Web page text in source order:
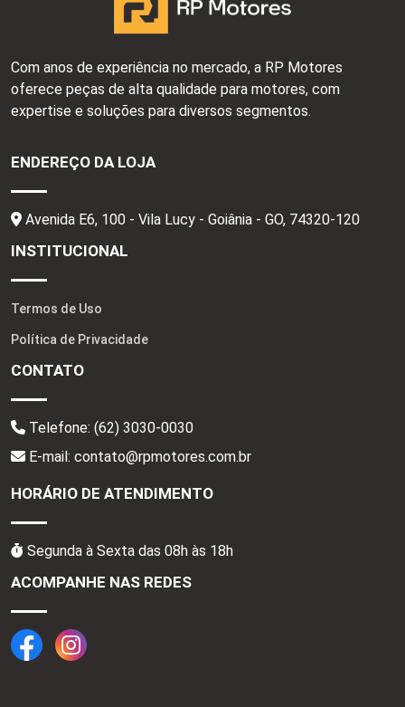
Com anos de experiência no mercado, a RP Motores
oferece peças de alta qualidade para motores, com
expertise e soluções para diversos segmentos.
ENDEREÇO DA LOJA
Avenida E6, 100 - Vila Lucy - Goiânia - GO, 74320-120
INSTITUCIONAL
Termos de Uso
Política de Privacidade
CONTATO
Telefone: (62) 3030-0030
E-mail: contato@rpmotores.com.br
HORÁRIO DE ATENDIMENTO
Segunda à Sexta das 08h às 18h
ACOMPANHE NAS REDES